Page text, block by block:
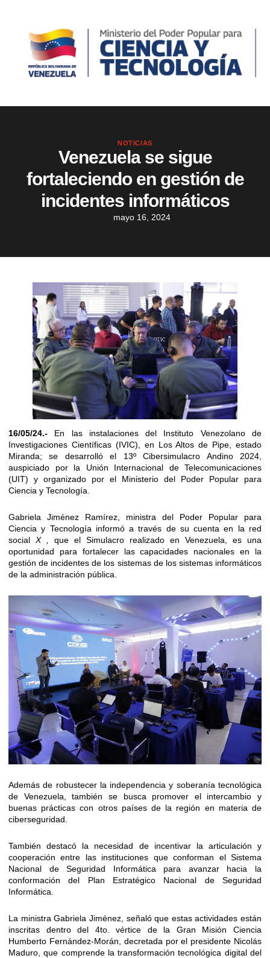
NOTICIAS
Venezuela se sigue
fortaleciendo en gestión de
incidentes informáticos
mayo 16, 2024
16/05/24.- En las instalaciones del Instituto Venezolano de
Investigaciones Científicas (IVIC), en Los Altos de Pipe, estado
Miranda; se desarrolló el 13º Cibersimulacro Andino 2024,
auspiciado por la Unión Internacional de Telecomunicaciones
(UIT) y organizado por el Ministerio del Poder Popular para
Ciencia y Tecnología.
Gabriela Jiménez Ramírez, ministra del Poder Popular para
Ciencia y Tecnología informó a través de su cuenta en la red
social X , que el Simulacro realizado en Venezuela, es una
oportunidad para fortalecer las capacidades nacionales en la
gestión de incidentes de los sistemas de los sistemas informáticos
de la administración pública.
Además de robustecer la independencia y soberanía tecnológica
de Venezuela, también se busca promover el intercambio y
buenas prácticas con otros países de la región en materia de
ciberseguridad.
También destacó la necesidad de incentivar la articulación y
cooperación entre las instituciones que conforman el Sistema
Nacional de Seguridad Informática para avanzar hacia la
conformación del Plan Estratégico Nacional de Seguridad
Informática.
La ministra Gabriela Jiménez, señaló que estas actividades están
inscritas dentro del 4to. vértice de la Gran Misión Ciencia
Humberto Fernández-Morán, decretada por el presidente Nicolás
Maduro, que comprende la transformación tecnológica digital del